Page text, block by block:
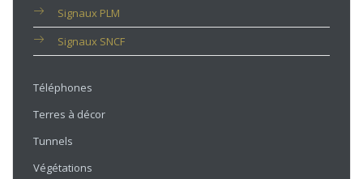
Signaux PLM
Signaux SNCF
Téléphones
Terres à décor
Tunnels
Végétations